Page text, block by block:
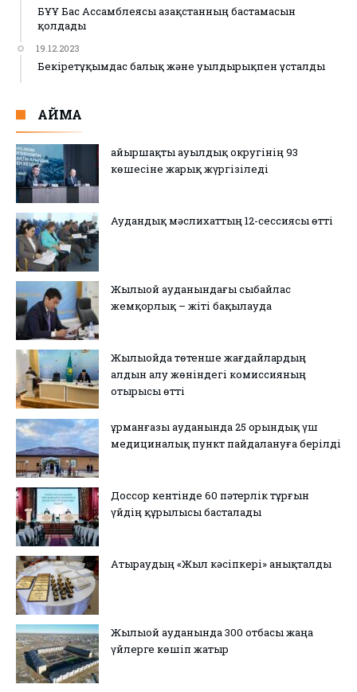
БҰҰ Бас Ассамблеясы Қазақстанның бастамасын
қолдады
19.12.2023
Бекіретұқымдас балық және уылдырықпен ұсталды
АЙМАҚ
Қайыршақты ауылдық округінің 93
көшесіне жарық жүргізіледі
Аудандық мәслихаттың 12-сессиясы өтті
Жылыой ауданындағы сыбайлас
жемқорлық – жіті бақылауда
Жылыойда төтенше жағдайлардың
алдын алу жөніндегі комиссияның
отырысы өтті
Құрманғазы ауданында 25 орындық үш
медициналық пункт пайдалануға берілді
Доссор кентінде 60 пәтерлік тұрғын
үйдің құрылысы басталады
Атыраудың «Жыл кәсіпкері» анықталды
Жылыой ауданында 300 отбасы жаңа
үйлерге көшіп жатыр